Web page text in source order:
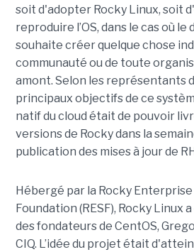
soit d'adopter Rocky Linux, soit
reproduire l’OS, dans le cas où
souhaite créer quelque chose
communauté ou de toute
amont. Selon les représentants
principaux objectifs de ce
natif du cloud était de pouvoir
versions de Rocky dans la
publication des mises à jour de
Hébergé par la Rocky
Foundation (RESF), Rocky Linux
des fondateurs de CentOS,
CIQ. L’idée du projet était